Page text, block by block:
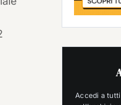
Accedi a